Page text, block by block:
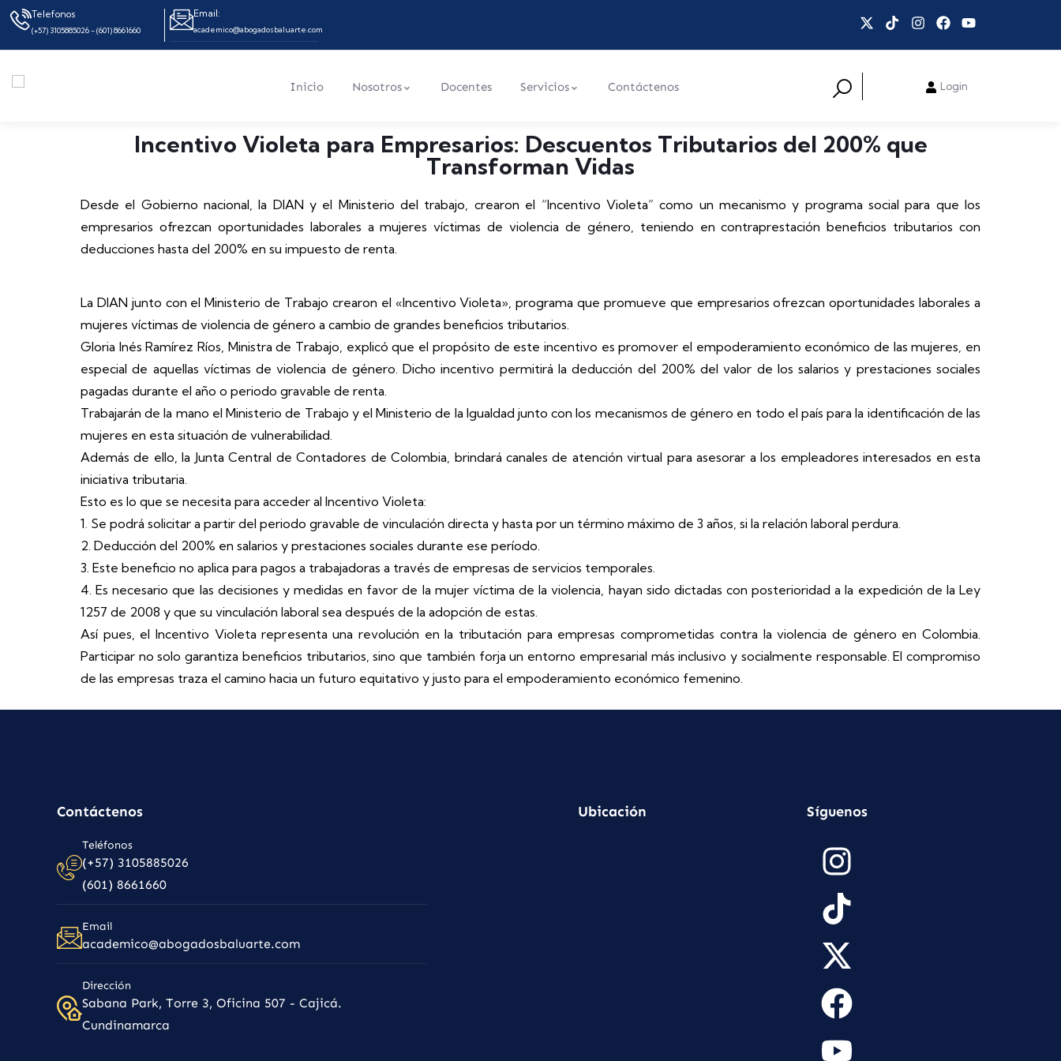
Telefonos
(+57) 3105885026 - (601) 8661660
Email:
academico@abogadosbaluarte.com
Inicio Nosotros Docentes Servicios Contáctenos Login
Incentivo Violeta para Empresarios: Descuentos Tributarios del 200% que
Transforman Vidas
Desde el Gobierno nacional, la DIAN y el Ministerio del trabajo, crearon el “Incentivo Violeta” como un mecanismo y programa social para que los
empresarios ofrezcan oportunidades laborales a mujeres víctimas de violencia de género, teniendo en contraprestación beneficios tributarios con
deducciones hasta del 200% en su impuesto de renta.
La DIAN junto con el Ministerio de Trabajo crearon el «Incentivo Violeta», programa que promueve que empresarios ofrezcan oportunidades laborales a
mujeres víctimas de violencia de género a cambio de grandes beneficios tributarios.
Gloria Inés Ramírez Ríos, Ministra de Trabajo, explicó que el propósito de este incentivo es promover el empoderamiento económico de las mujeres, en
especial de aquellas víctimas de violencia de género. Dicho incentivo permitirá la deducción del 200% del valor de los salarios y prestaciones sociales
pagadas durante el año o periodo gravable de renta.
Trabajarán de la mano el Ministerio de Trabajo y el Ministerio de la Igualdad junto con los mecanismos de género en todo el país para la identificación de las
mujeres en esta situación de vulnerabilidad.
Además de ello, la Junta Central de Contadores de Colombia, brindará canales de atención virtual para asesorar a los empleadores interesados en esta
iniciativa tributaria.
Esto es lo que se necesita para acceder al Incentivo Violeta:
1. Se podrá solicitar a partir del periodo gravable de vinculación directa y hasta por un término máximo de 3 años, si la relación laboral perdura.
2. Deducción del 200% en salarios y prestaciones sociales durante ese período.
3. Este beneficio no aplica para pagos a trabajadoras a través de empresas de servicios temporales.
4. Es necesario que las decisiones y medidas en favor de la mujer víctima de la violencia, hayan sido dictadas con posterioridad a la expedición de la Ley
1257 de 2008 y que su vinculación laboral sea después de la adopción de estas.
Así pues, el Incentivo Violeta representa una revolución en la tributación para empresas comprometidas contra la violencia de género en Colombia.
Participar no solo garantiza beneficios tributarios, sino que también forja un entorno empresarial más inclusivo y socialmente responsable. El compromiso
de las empresas traza el camino hacia un futuro equitativo y justo para el empoderamiento económico femenino.
Contáctenos
Teléfonos
(+57) 3105885026
(601) 8661660
Email
academico@abogadosbaluarte.com
Dirección
Sabana Park, Torre 3, Oficina 507 - Cajicá.
Cundinamarca
Ubicación Síguenos